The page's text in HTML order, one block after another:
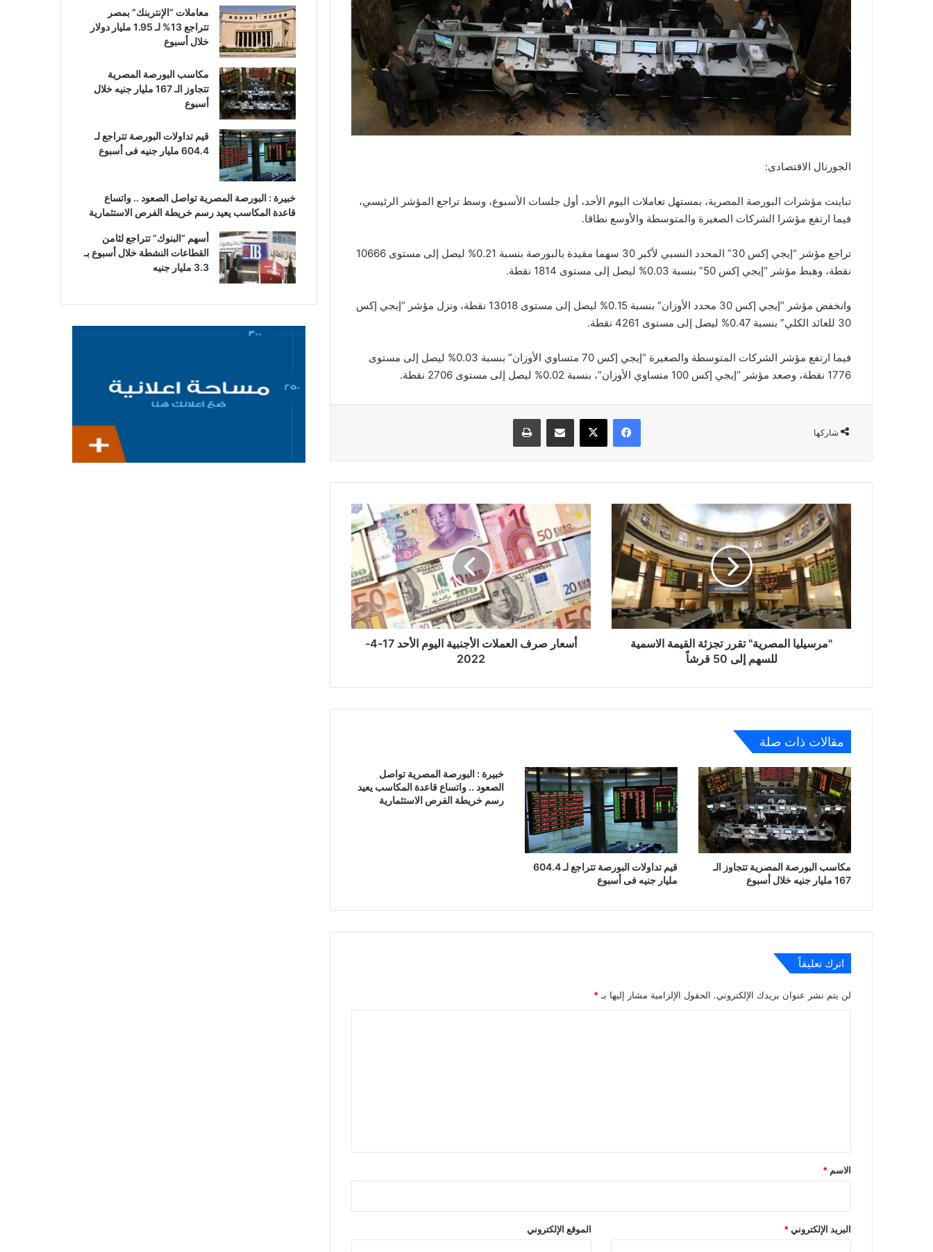
الجورنال الاقتصادى:
تباينت مؤشرات البورصة المصرية، بمستهل تعاملات اليوم الأحد، أول جلسات الأسبوع، وسط تراجع المؤشر الرئيسي،
فيما ارتفع مؤشرا الشركات الصغيرة والمتوسطة والأوسع نطاقا.
تراجع مؤشر “إيجي إكس 30” المحدد النسبي لأكبر 30 سهما مقيدة بالبورصة بنسبة 0.21% ليصل إلى مستوى 10666
نقطة، وهبط مؤشر “إيجي إكس 50” بنسبة 0.03% ليصل إلى مستوى 1814 نقطة.
وانخفض مؤشر “إيجي إكس 30 محدد الأوزان” بنسبة 0.15% ليصل إلى مستوى 13018 نقطة، ونزل مؤشر “إيجي إكس
30 للعائد الكلي” بنسبة 0.47% ليصل إلى مستوى 4261 نقطة.
فيما ارتفع مؤشر الشركات المتوسطة والصغيرة “إيجي إكس 70 متساوي الأوزان” بنسبة 0.03% ليصل إلى مستوى
1776 نقطة، وصعد مؤشر “إيجي إكس 100 متساوي الأوزان”، بنسبة 0.02% ليصل إلى مستوى 2706 نقطة.
شاركها
فيسبوك ‫X مشاركة عبر البريد طباعة
"مرسيليا
المصرية"
تقرر
تجزئة
القيمة
الاسمية
للسهم
إلى
50
"مرسيليا المصرية" تقرر تجزئة القيمة الاسمية
للسهم إلى 50 قرشاً
أسعار
صرف
العملات
الأجنبية
اليوم
الأحد
17-
4-
2022
أسعار صرف العملات الأجنبية اليوم الأحد 17-4-
2022
مقالات ذات صلة
مكاسب البورصة المصرية تتجاوز الـ
167 مليار جنيه خلال أسبوع
قيم تداولات البورصة تتراجع لـ 604.4
مليار جنيه فى أسبوع
خبيرة : البورصة المصرية تواصل
الصعود .. واتساع قاعدة المكاسب يعيد
رسم خريطة الفرص الاستثمارية
اترك تعليقاً
لن يتم نشر عنوان بريدك الإلكتروني. الحقول الإلزامية مشار إليها بـ *
*
الاسم *
البريد الإلكتروني* الموقع الإلكتروني
معاملات “الإنتربنك” بمصر
تتراجع 13% لـ 1.95 مليار دولار
خلال أسبوع
مكاسب البورصة المصرية
تتجاوز الـ 167 مليار جنيه خلال
أسبوع
قيم تداولات البورصة تتراجع لـ
604.4 مليار جنيه فى أسبوع
خبيرة : البورصة المصرية تواصل الصعود .. واتساع
قاعدة المكاسب يعيد رسم خريطة الفرص الاستثمارية
أسهم “البنوك” تتراجع لثامن
القطاعات النشطة خلال أسبوع بـ
3.3 مليار جنيه